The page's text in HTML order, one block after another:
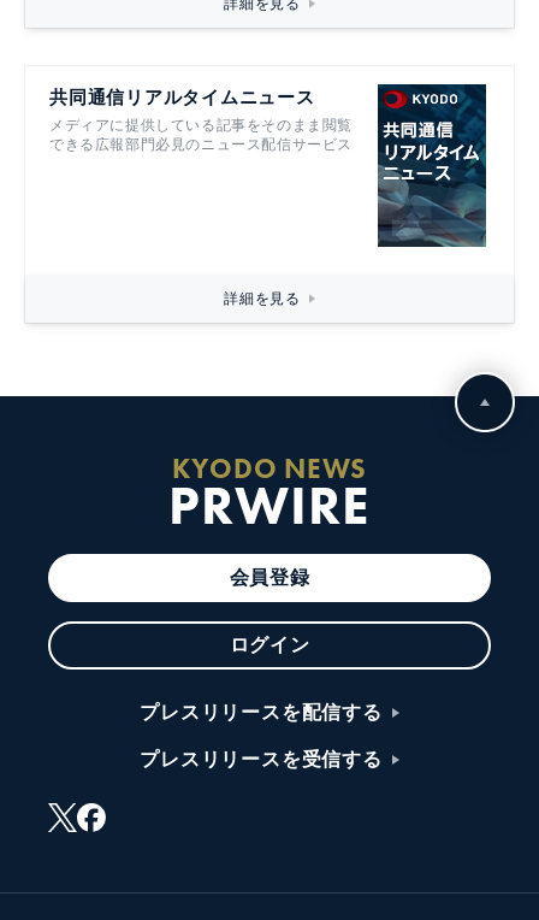
共同通信リアルタイムニュース
メディアに提供している記事をそのまま閲覧
できる広報部門必見のニュース配信サービス
詳細を見る
KYODO NEWS
PRWIRE
会員登録
ログイン
プレスリリースを配信する
プレスリリースを受信する